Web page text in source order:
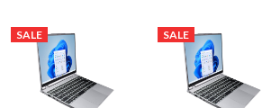
SALE SALE